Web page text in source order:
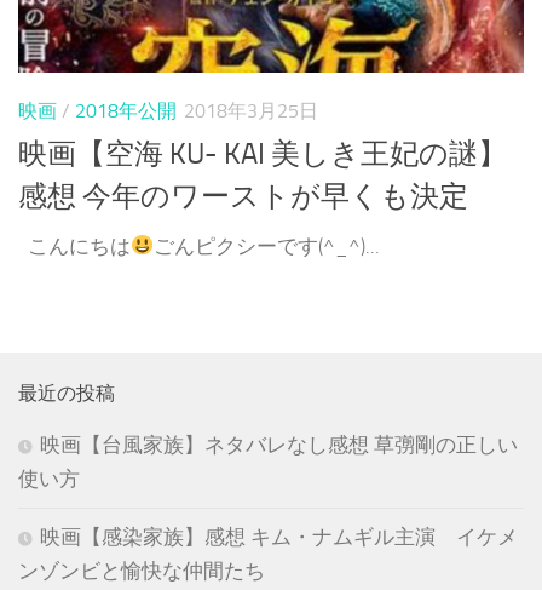
映画 / 2018年公開 2018年3月25日
映画【空海 KU- KAI 美しき王妃の謎】
感想 今年のワーストが早くも決定
こんにちは ごんピクシーです(^_^)...
最近の投稿
映画【台風家族】ネタバレなし感想 草彅剛の正しい
使い方
映画【感染家族】感想 キム・ナムギル主演 イケメ
ンゾンビと愉快な仲間たち